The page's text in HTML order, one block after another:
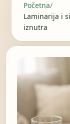
Početna/
Laminarija i
iznutra